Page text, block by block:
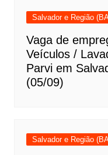
Salvador e Região
Vaga de
Veículos /
Parvi em
(05/09)
Salvador e Região